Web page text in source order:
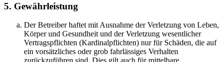
5. Gewährleistung
Der Betreiber haftet mit Ausnahme der Verletzung von Leben,
Körper und Gesundheit und der Verletzung wesentlicher
Vertragspflichten (Kardinalpflichten) nur für Schäden, die auf
ein vorsätzliches oder grob fahrlässiges Verhalten